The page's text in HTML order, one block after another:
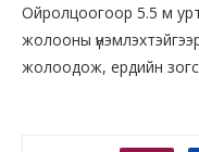
Ойролцоогоор 5.5 м
жолооны
жолоодож, ердийн